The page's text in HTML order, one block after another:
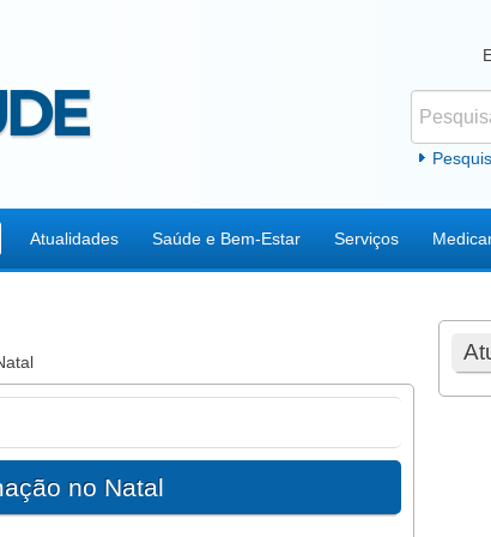
Atualidades Saúde e Bem-Estar Serviços
no Natal